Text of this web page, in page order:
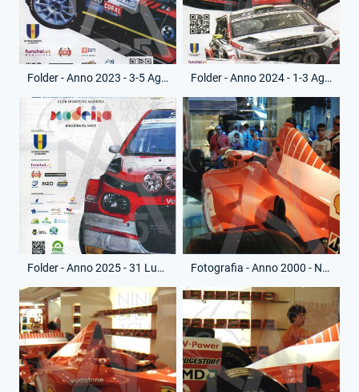
Folder - Anno 2023 - 3-5 Agosto 2023 - Foglietto Sicurezza - Rally Vinho da Madeira Folder - Anno 2024 - 1-3 Agosto 2024 - Foglietto Sicurezza - Rally Vinho da Madeira
Folder - Anno 2025 - 31 Luglio-2 Agosto 2025 - Foglietto Sicurezza - Rally da Madeira Fotografia - Anno 2000 - Negozio Ferrari - Ferrari Formula 1